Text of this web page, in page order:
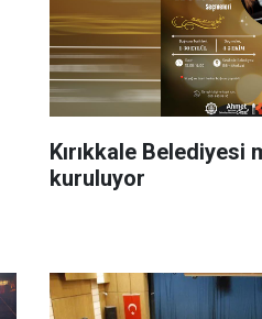
Kırıkkale Belediyesi
kuruluyor